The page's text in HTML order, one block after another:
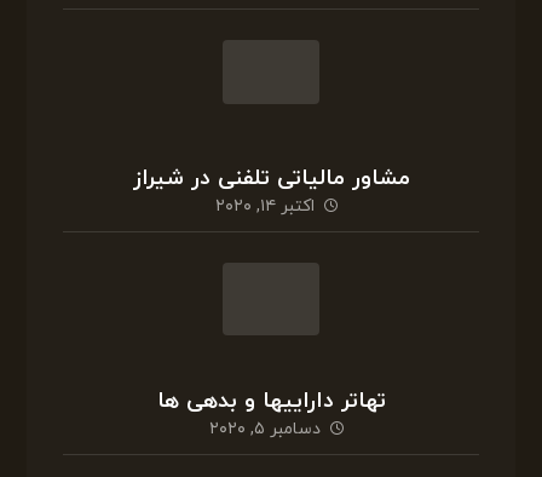
مشاور مالیاتی تلفنی در شیراز
اکتبر ۱۴, ۲۰۲۰
تهاتر داراییها و بدهی ها
دسامبر ۵, ۲۰۲۰